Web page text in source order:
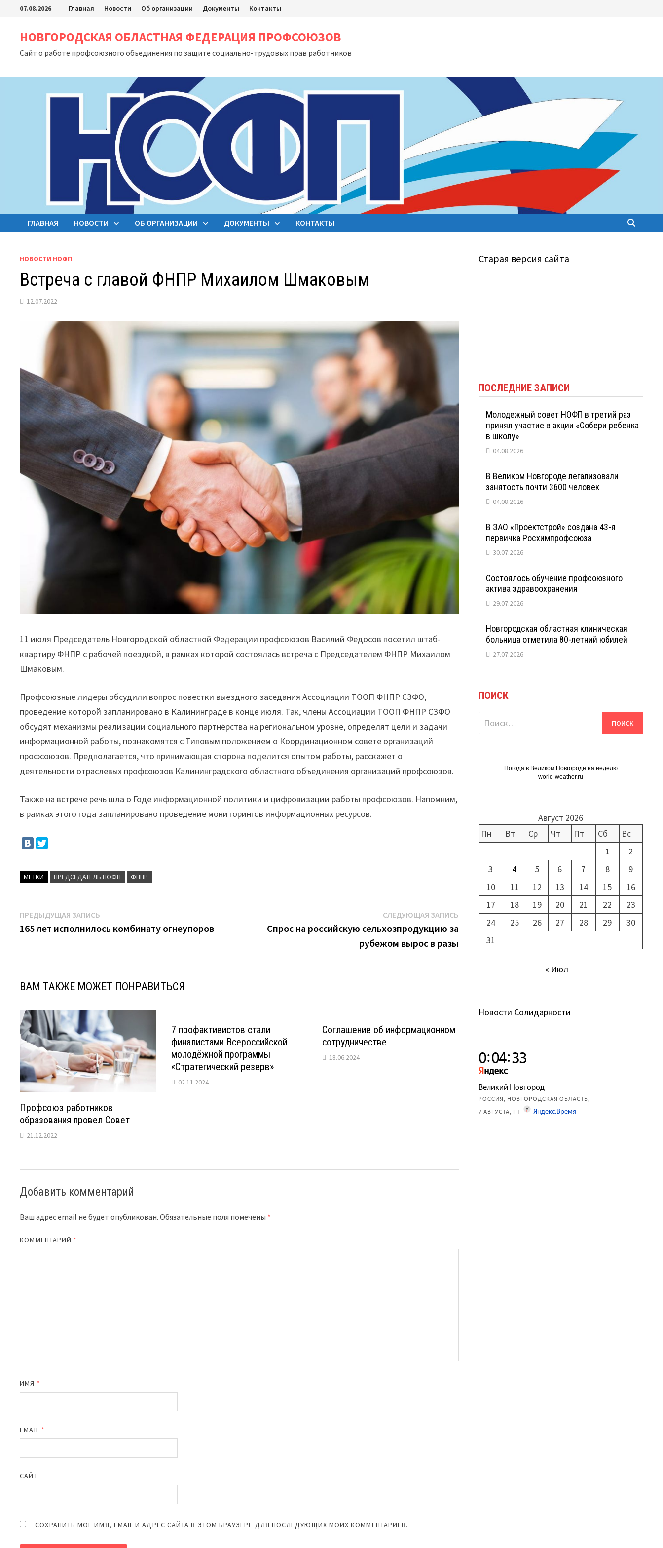
Перейти
содержимому
07.08.2026 Главная Новости Об организации Документы Контакты
НОВГОРОДСКАЯ ОБЛАСТНАЯ ФЕДЕРАЦИЯ ПРОФСОЮЗОВ
Сайт о работе профсоюзного объединения по защите социально-трудовых прав работников
ГЛАВНАЯ НОВОСТИ ОБ ОРГАНИЗАЦИИ ДОКУМЕНТЫ КОНТАКТЫ
НОВОСТИ НОФП
Встреча с главой ФНПР Михаилом Шмаковым
12.07.2022
11 июля Председатель Новгородской областной Федерации профсоюзов Василий Федосов посетил штаб-
квартиру ФНПР с рабочей поездкой, в рамках которой состоялась встреча с Председателем ФНПР Михаилом
Шмаковым.
Профсоюзные лидеры обсудили вопрос повестки выездного заседания Ассоциации ТООП ФНПР СЗФО,
проведение которой запланировано в Калининграде в конце июля. Так, члены Ассоциации ТООП ФНПР СЗФО
обсудят механизмы реализации социального партнёрства на региональном уровне, определят цели и задачи
информационной работы, познакомятся с Типовым положением о Координационном совете организаций
профсоюзов. Предполагается, что принимающая сторона поделится опытом работы, расскажет о
деятельности отраслевых профсоюзов Калининградского областного объединения организаций профсоюзов.
Также на встрече речь шла о Годе информационной политики и цифровизации работы профсоюзов. Напомним,
в рамках этого года запланировано проведение мониторингов информационных ресурсов.
МЕТКИ ПРЕДСЕДАТЕЛЬ НОФП ФНПР
Навигация
по
ПРЕДЫДУЩАЯ ЗАПИСЬ
запись:
165 лет исполнилось комбинату огнеупоров
СЛЕДУЮЩАЯ ЗАПИСЬСледующая
запись:
Спрос на российскую сельхозпродукцию за
рубежом вырос в разы
ВАМ ТАКЖЕ МОЖЕТ ПОНРАВИТЬСЯ
Профсоюз работников
образования провел Совет
21.12.2022
7 профактивистов стали
финалистами Всероссийской
молодёжной программы
«Стратегический резерв»
02.11.2024
Соглашение об информационном
сотрудничестве
18.06.2024
Добавить комментарий
Ваш адрес email не будет опубликован. Обязательные поля помечены *
КОММЕНТАРИЙ *
ИМЯ *
EMAIL *
САЙТ
СОХРАНИТЬ МОЁ ИМЯ, EMAIL И АДРЕС САЙТА В ЭТОМ БРАУЗЕРЕ ДЛЯ ПОСЛЕДУЮЩИХ МОИХ КОММЕНТАРИЕВ.
Старая версия сайта
ПОСЛЕДНИЕ ЗАПИСИ
Молодежный совет НОФП в третий раз
принял участие в акции «Собери ребенка
в школу»
04.08.2026
В Великом Новгороде легализовали
занятость почти 3600 человек
04.08.2026
В ЗАО «Проектстрой» создана 43-я
первичка Росхимпрофсоюза
30.07.2026
Состоялось обучение профсоюзного
актива здравоохранения
29.07.2026
Новгородская областная клиническая
больница отметила 80-летний юбилей
27.07.2026
ПОИСК
Найти:
Погода в Великом Новгороде на неделю
world-weather.ru
Август 2026
Пн
Вт Ср Чт Пт Сб
Вс
1
2
3
4 5 6 7 8
9
10
11 12 13 14 15
16
17
18 19 20 21 22
23
24
25 26 27 28 29
30
31
« Июл
Новости Солидарности